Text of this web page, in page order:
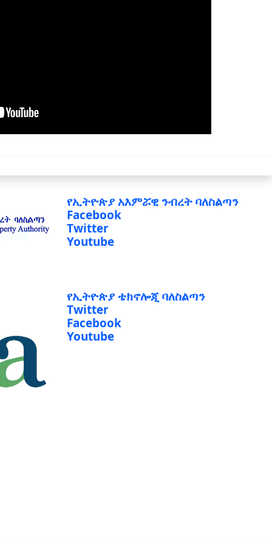
የኢትዮጵያ አእምሯዊ ንብረት ባለስልጣን
Facebook
Twitter
Youtube
የኢትዮጵያ ቴክኖሎጂ ባለስልጣን
Twitter
Facebook
Youtube